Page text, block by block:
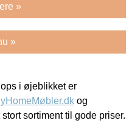
»
»
i øjeblikket er
og
sortiment til gode priser.